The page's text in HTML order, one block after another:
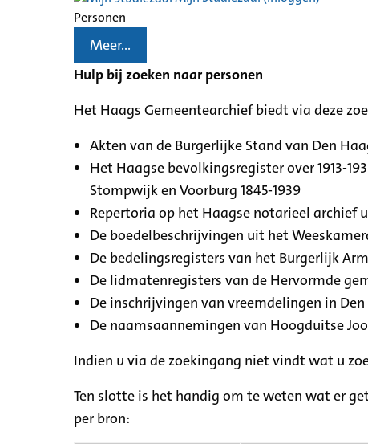
Personen
Meer...
Hulp bij zoeken naar personen
Het Haags Gemeentearchief biedt via deze
Akten van de Burgerlijke Stand van Den
Het Haagse bevolkingsregister over 1913-
Stompwijk en Voorburg 1845-1939
Repertoria op het Haagse notarieel archief
De boedelbeschrijvingen uit het
De bedelingsregisters van het Burgerlijk
De lidmatenregisters van de Hervormde
De inschrijvingen van vreemdelingen in Den
De naamsaannemingen van Hoogduitse
Indien u via de zoekingang niet vindt wat u
Ten slotte is het handig om te weten wat er
per bron: